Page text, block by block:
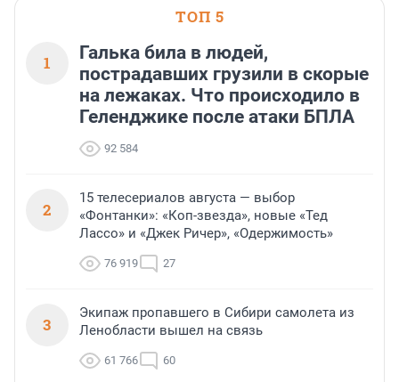
ТОП 5
1
Галька била в людей,
пострадавших грузили в скорые
на лежаках. Что происходило в
Геленджике после атаки БПЛА
92 584
2
15 телесериалов августа — выбор
«Фонтанки»: «Коп-звезда», новые «Тед
Лассо» и «Джек Ричер», «Одержимость»
76 919 27
3
Экипаж пропавшего в Сибири самолета из
Ленобласти вышел на связь
61 766 60